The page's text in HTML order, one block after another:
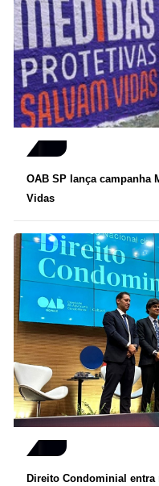
OAB SP lança campanha
Vidas
Direito Condominial